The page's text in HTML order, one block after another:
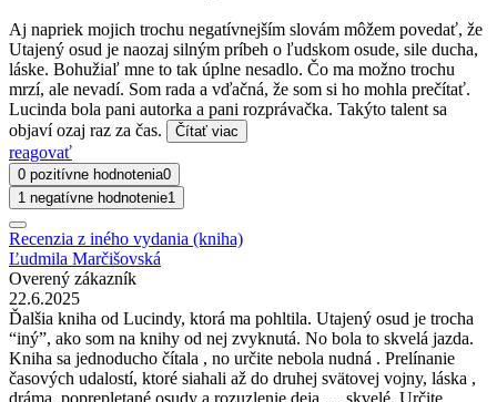
Aj napriek mojich trochu negatívnejším slovám môžem povedať, že
Utajený osud je naozaj silným príbeh o ľudskom osude, sile ducha,
láske. Bohužiaľ mne to tak úplne nesadlo. Čo ma možno trochu
mrzí, ale nevadí. Som rada a vďačná, že som si ho mohla prečítať.
Lucinda bola pani autorka a pani rozprávačka. Takýto talent sa
objaví ozaj raz za čas.
Čítať viac
reagovať
0 pozitívne hodnotenia0
1 negatívne hodnotenie1
Recenzia z iného vydania (kniha)
Ľudmila Marčišovská
Overený zákazník
22.6.2025
Ďalšia kniha od Lucindy, ktorá ma pohltila. Utajený osud je trocha
“iný”, ako som na knihy od nej zvyknutá. No bola to skvelá jazda.
Kniha sa jednoducho čítala , no určite nebola nudná . Prelínanie
časových udalostí, ktoré siahali až do druhej svätovej vojny, láska ,
dráma, poprepletané osudy a rozuzlenie deja … skvelé. Určite